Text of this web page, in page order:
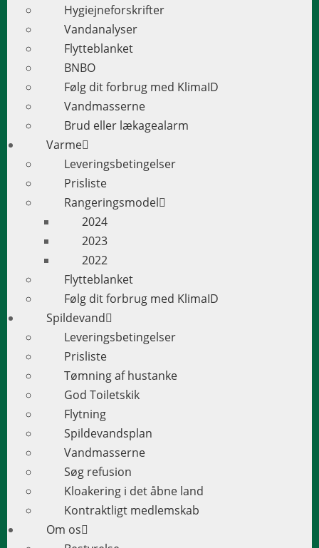
Hygiejneforskrifter
Vandanalyser
Flytteblanket
BNBO
Følg dit forbrug med KlimaID
Vandmasserne
Brud eller lækagealarm
Varme
Leveringsbetingelser
Prisliste
Rangeringsmodel
2024
2023
2022
Flytteblanket
Følg dit forbrug med KlimaID
Spildevand
Leveringsbetingelser
Prisliste
Tømning af hustanke
God Toiletskik
Flytning
Spildevandsplan
Vandmasserne
Søg refusion
Kloakering i det åbne land
Kontraktligt medlemskab
Om os